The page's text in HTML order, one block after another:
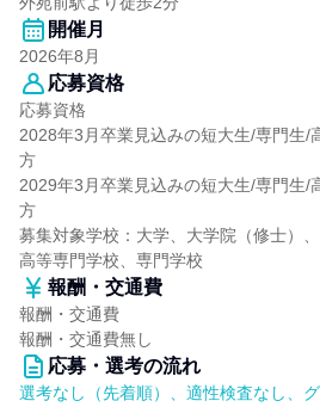
開催月
2026年8月
応募資格
応募資格
2028年3月卒業見込みの短大生/専門生/
方
2029年3月卒業見込みの短大生/専門生/
方
募集対象学校：大学、大学院（修士）
高等専門学校、専門学校
報酬・交通費
報酬・交通費
報酬・交通費無し
応募・選考の流れ
選考なし（先着順）、適性検査なし、